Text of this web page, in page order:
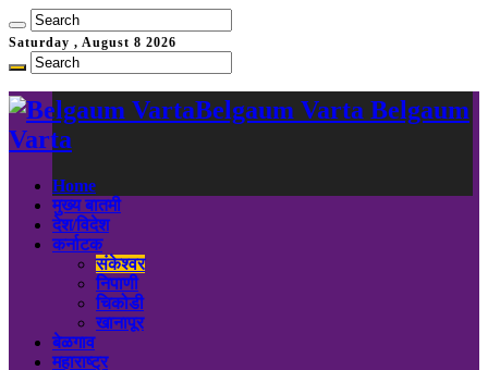
Saturday , August 8 2026
Belgaum Varta Belgaum
Varta
Home
मुख्य बातमी
देश/विदेश
कर्नाटक
संकेश्वर
निपाणी
चिकोडी
खानापूर
बेळगाव
महाराष्ट्र